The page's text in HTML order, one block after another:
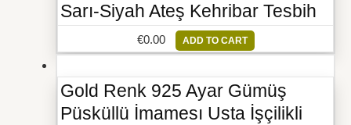
Sarı-Siyah Ateş Kehribar Tesbih
€0.00 ADD TO CART
Gold Renk 925 Ayar Gümüş
Püsküllü İmamesı Usta İşçilikli